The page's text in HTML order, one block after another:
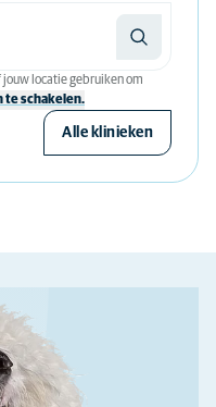
locatie gebruiken om
te schakelen.
Alle klinieken